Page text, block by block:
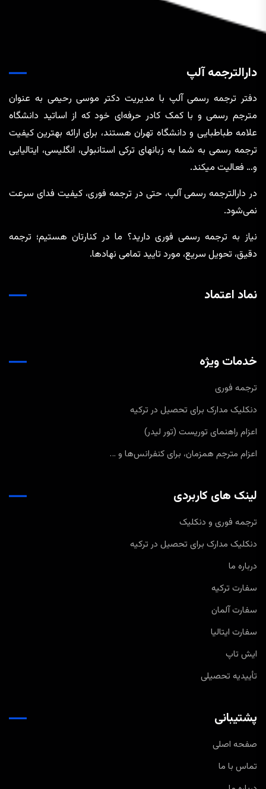
دارالترجمه آلپ
دفتر ترجمه رسمی آلپ با مدیریت دکتر موسی رحیمی به عنوان
مترجم رسمی و با کمک کادر حرفه‌ای خود که از اساتید دانشگاه
علامه طباطبایی و دانشگاه تهران هستند، برای ارائه بهترین کیفیت
ترجمه رسمی به شما به زبانهای ترکی استانبولی، انگلیسی، ایتالیایی
و… فعالیت میکند.
در دارالترجمه رسمی آلپ، حتی در ترجمه‌ فوری، کیفیت فدای سرعت
نمی‌شود.
نیاز به ترجمه رسمی فوری دارید؟ ما در کنارتان هستیم؛ ترجمه
دقیق، تحویل سریع، مورد تایید تمامی نهادها.
نماد اعتماد
خدمات ویژه
ترجمه فوری
دنکلیک مدارک برای تحصیل در ترکیه
اعزام راهنمای توریست (تور لیدر)
اعزام مترجم همزمان، برای کنفرانس‌ها و …
لینک های کاربردی
ترجمه فوری و دنکلیک
دنکلیک مدارک برای تحصیل در ترکیه
درباره ما
سفارت ترکیه
سفارت آلمان
سفارت ایتالیا
ایش تاپ
تأییدیه تحصیلی
پشتیبانی
صفحه اصلی
تماس با ما